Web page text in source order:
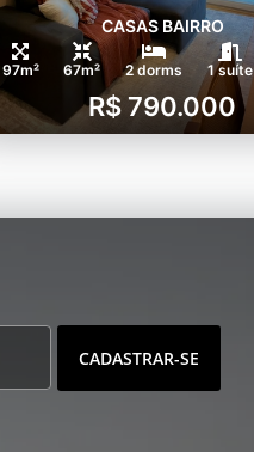
CASAS BAIRRO
97m² 67m² 2 dorms 1 suíte
R$ 790.000
CADASTRAR-SE